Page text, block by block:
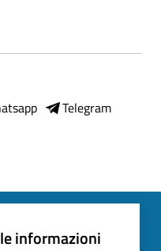
Telegram
informazioni